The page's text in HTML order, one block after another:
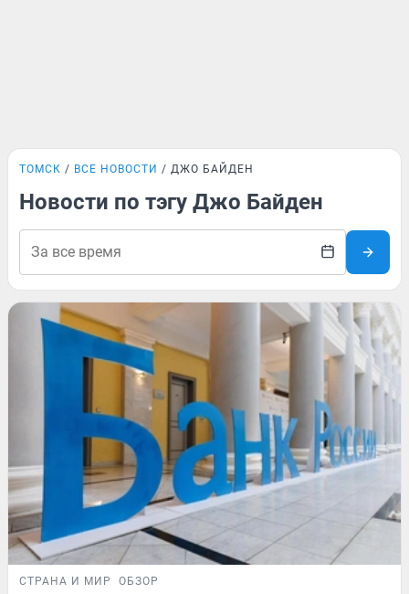
ТОМСК ВСЕ НОВОСТИ ДЖО БАЙДЕН
Новости по тэгу Джо Байден
СТРАНА И МИР ОБЗОР